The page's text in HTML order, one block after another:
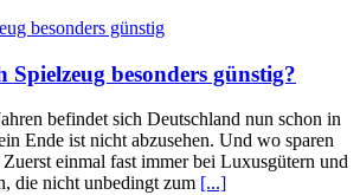
Spielzeug besonders günstig?
befindet sich Deutschland nun schon in
Ende ist nicht abzusehen. Und wo sparen
einmal fast immer bei Luxusgütern und
die nicht unbedingt zum [...]